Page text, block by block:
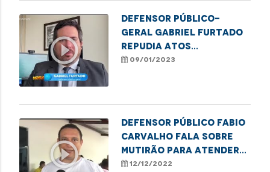
play_circle_outline
Defensor público-
geral Gabriel Furtado
repudia atos
terroristas em Brasília
09/01/2023
play_circle_outline
Defensor público Fabio
Carvalho fala sobre
mutirão para atender
PopRua em Imperatriz
12/12/2022